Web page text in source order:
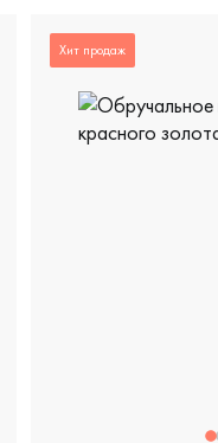
Хит продаж